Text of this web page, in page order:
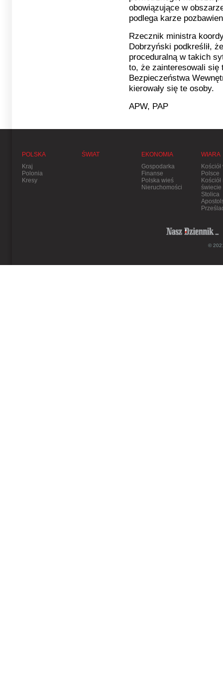
obowiązujące w
podlega karze
Rzecznik ministra
Dobrzyński podkreślił,
proceduralną w takich
to, że zainteresowali się
Bezpieczeństwa
kierowały się te osoby.
APW, PAP
POLSKA
Kraj
Polonia
Kresy
ŚWIAT
EKONOMIA
Gospodarka
Finanse
Polska wieś
Nieruchomości
WIARA
Kościół
Polsce
Kościół
świecie
Stolica
©